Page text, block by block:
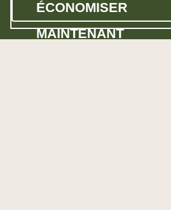
ÉCONOMISER
MAINTENANT